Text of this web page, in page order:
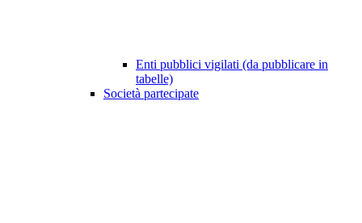
Enti pubblici vigilati (da pubblicare in
tabelle)
Società partecipate